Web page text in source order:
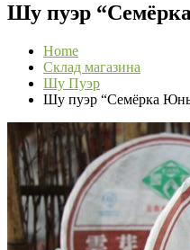
Шу пуэр
Home
Склад магазина
Шу Пуэр
Шу пуэр “Семёрка